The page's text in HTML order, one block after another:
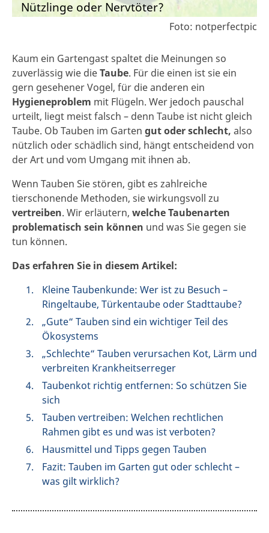
Nützlinge oder Nervtöter?
Foto: notperfectpic
Kaum ein Gartengast spaltet die Meinungen so
zuverlässig wie dieTaube. Für die einen ist sie ein
gern gesehener Vogel, für die anderen ein
Hygieneproblem mit Flügeln. Wer jedoch pauschal
urteilt, liegt meist falsch – denn Taube ist nicht gleich
Taube. Ob Tauben im Garten gut oder schlecht, also
nützlich oder schädlich sind, hängt entscheidend von
der Art und vom Umgang mit ihnen ab.
Wenn Tauben Sie stören, gibt es zahlreiche
tierschonende Methoden, sie wirkungsvoll zu
vertreiben. Wir erläutern, welche Taubenarten
problematisch sein können und was Sie gegen sie
tun können.
Das erfahren Sie in diesem Artikel:
Kleine Taubenkunde: Wer ist zu Besuch –
Ringeltaube, Türkentaube oder Stadttaube?
„Gute“ Tauben sind ein wichtiger Teil des
Ökosystems
„Schlechte“ Tauben verursachen Kot, Lärm und
verbreiten Krankheitserreger
Taubenkot richtig entfernen: So schützen Sie
sich
Tauben vertreiben: Welchen rechtlichen
Rahmen gibt es und was ist verboten?
Hausmittel und Tipps gegen Tauben
Fazit: Tauben im Garten gut oder schlecht –
was gilt wirklich?